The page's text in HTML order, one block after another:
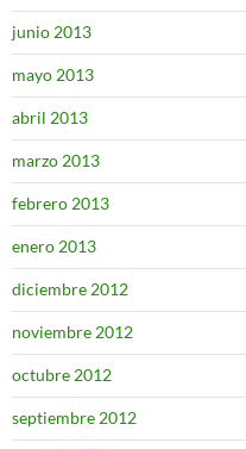
junio 2013
mayo 2013
abril 2013
marzo 2013
febrero 2013
enero 2013
diciembre 2012
noviembre 2012
octubre 2012
septiembre 2012